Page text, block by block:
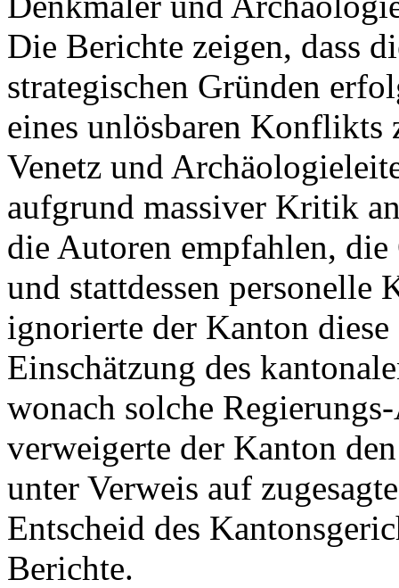
Die Berichte zeigen, dass
strategischen Gründen
eines unlösbaren Konflikts
Venetz und
aufgrund massiver Kritik
die Autoren empfahlen,
und stattdessen personelle
ignorierte der Kanton
Einschätzung des
wonach solche
verweigerte der Kanton
unter Verweis auf
Entscheid des
Berichte.